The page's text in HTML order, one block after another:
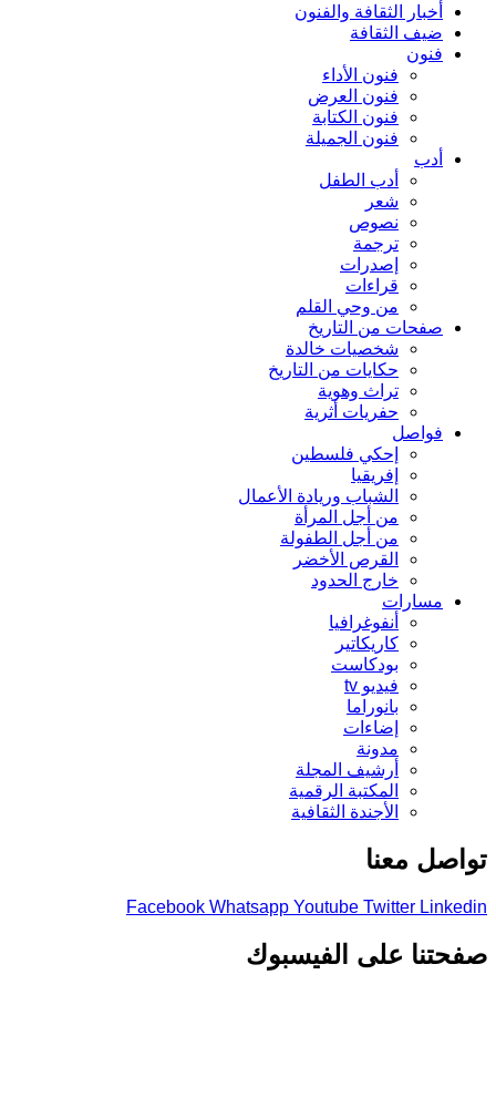
أخبار الثقافة والفنون
ضيف الثقافة
فنون
فنون الأداء
فنون العرض
فنون الكتابة
فنون الجميلة
أدب
أدب الطفل
شعر
نصوص
ترجمة
إصدرات
قراءات
من وحي القلم
صفحات من التاريخ
شخصيات خالدة
حكايات من التاريخ
تراث وهوية
حفريات أثرية
فواصل
إحكي فلسطين
إفريقيا
الشباب وريادة الأعمال
من أجل المرأة
من أجل الطفولة
القرص الأخضر
خارج الحدود
مسارات
أنفوغرافيا
كاريكاتير
بودكاست
فيديو tv
بانوراما
إضاءات
مدونة
أرشيف المجلة
المكتبة الرقمية
الأجندة الثقافية
تواصل معنا
Facebook Whatsapp Youtube Twitter Linkedin
صفحتنا على الفيسبوك